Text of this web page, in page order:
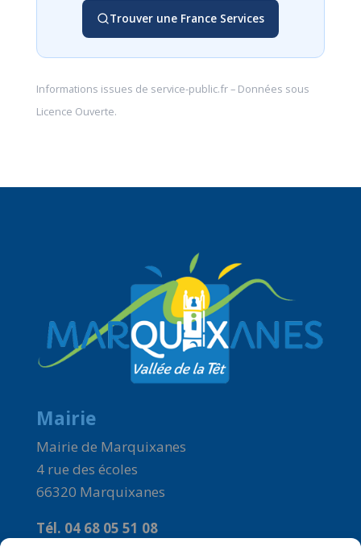
Trouver une France Services
Informations issues de service-public.fr– Données sous
Licence Ouverte.
Mairie
Mairie de Marquixanes
4 rue des écoles
66320 Marquixanes
Tél. 04 68 05 51 08